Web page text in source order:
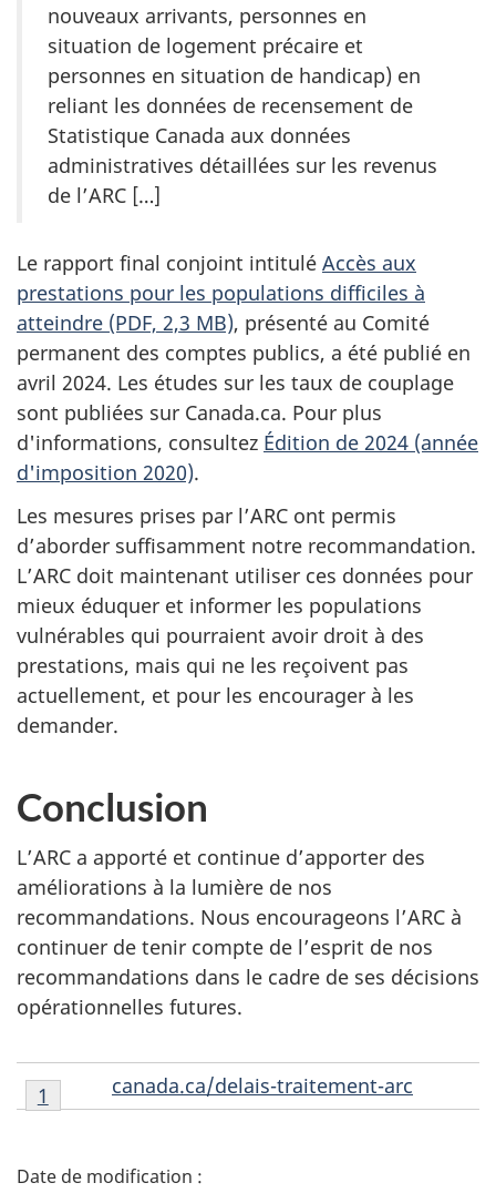
nouveaux arrivants, personnes en
situation de logement précaire et
personnes en situation de handicap) en
reliant les données de recensement de
Statistique Canada aux données
administratives détaillées sur les revenus
de l’ARC […]
Le rapport final conjoint intitulé Accès aux
prestations pour les populations difficiles à
atteindre (PDF, 2,3 MB), présenté au Comité
permanent des comptes publics, a été publié en
avril 2024. Les études sur les taux de couplage
sont publiées sur Canada.ca. Pour plus
d'informations, consultez Édition de 2024 (année
d'imposition 2020).
Les mesures prises par l’ARC ont permis
d’aborder suffisamment notre recommandation.
L’ARC doit maintenant utiliser ces données pour
mieux éduquer et informer les populations
vulnérables qui pourraient avoir droit à des
prestations, mais qui ne les reçoivent pas
actuellement, et pour les encourager à les
demander.
Conclusion
L’ARC a apporté et continue d’apporter des
améliorations à la lumière de nos
recommandations. Nous encourageons l’ARC à
continuer de tenir compte de l’esprit de nos
recommandations dans le cadre de ses décisions
opérationnelles futures.
Notes
de
de
canada.ca/delais-traitement-arc
Retour à la référence de la note de bas de page
1
D